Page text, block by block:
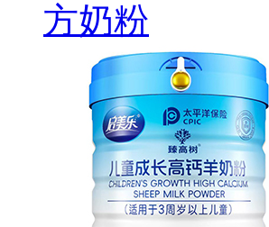
方奶粉